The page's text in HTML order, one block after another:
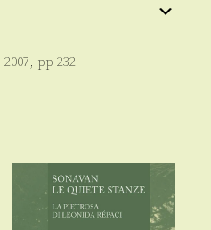
2007, pp 232